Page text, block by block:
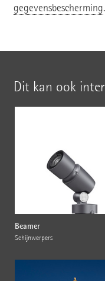
gegevensbescherming.
Dit kan ook
Beamer
Schijnwerpers